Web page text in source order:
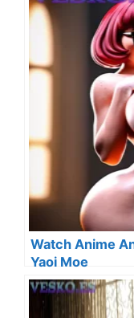
Watch Anime
Yaoi Moe